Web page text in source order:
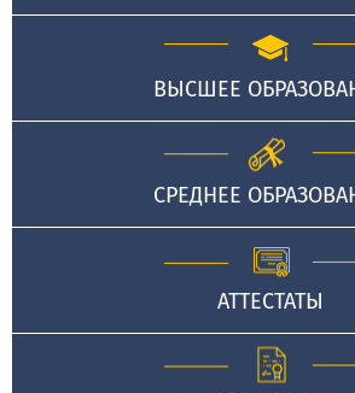
ВЫСШЕЕ
СРЕДНЕЕ
АТТЕСТАТЫ